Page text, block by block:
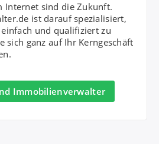
Internet sind die Zukunft.
ist darauf spezialisiert,
und qualifiziert zu
sich ganz auf Ihr Kerngeschäft
Immobilienverwalter